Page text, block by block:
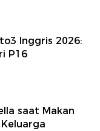
Inggris 2026:
P16
saat Makan